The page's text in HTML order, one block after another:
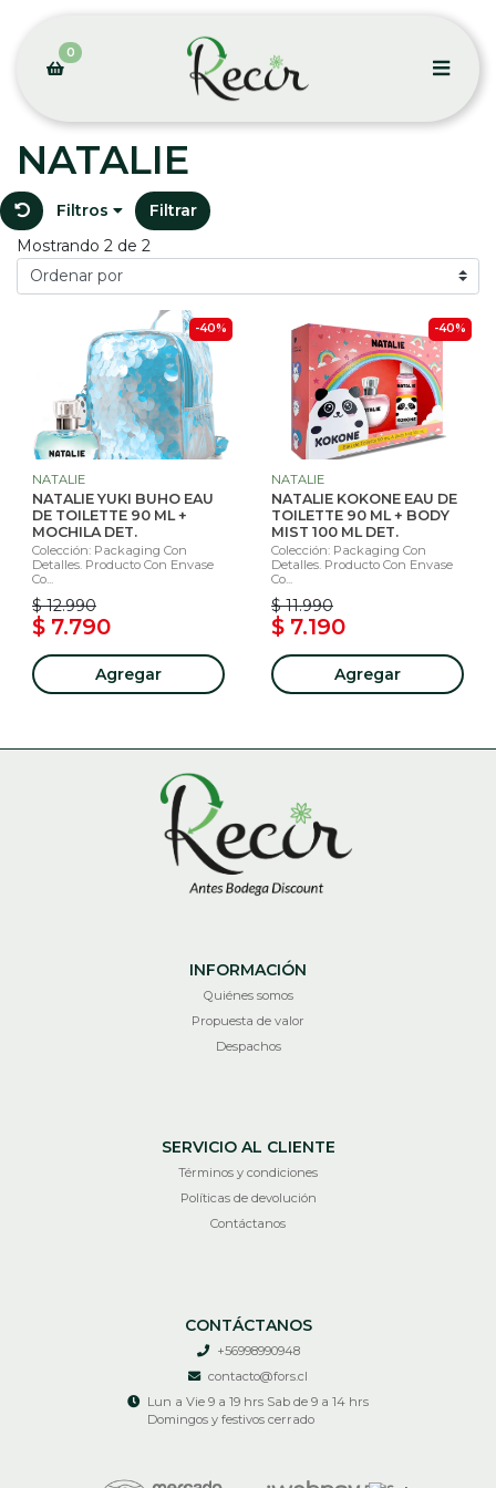
0
NATALIE
Filtros
Filtrar
Mostrando 2 de 2
-40%
NATALIE
NATALIE YUKI BUHO EAU
DE TOILETTE 90 ML +
MOCHILA DET.
Colección: Packaging Con
Detalles. Producto Con Envase
Co...
$ 12.990
$ 7.790
Agregar
-40%
NATALIE
NATALIE KOKONE EAU DE
TOILETTE 90 ML + BODY
MIST 100 ML DET.
Colección: Packaging Con
Detalles. Producto Con Envase
Co...
$ 11.990
$ 7.190
Agregar
INFORMACIÓN
Quiénes somos
Propuesta de valor
Despachos
SERVICIO AL CLIENTE
Términos y condiciones
Políticas de devolución
Contáctanos
CONTÁCTANOS
+56998990948
contacto@fors.cl
Lun a Vie 9 a 19 hrs Sab de 9 a 14 hrs
Domingos y festivos cerrado